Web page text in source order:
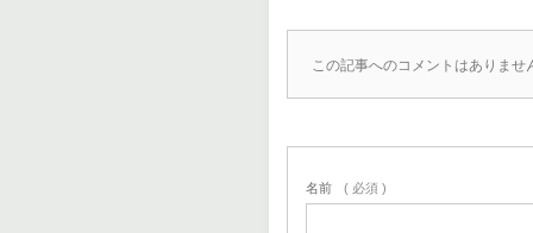
この記事へのコメントはありませ
名前 ( 必須 )